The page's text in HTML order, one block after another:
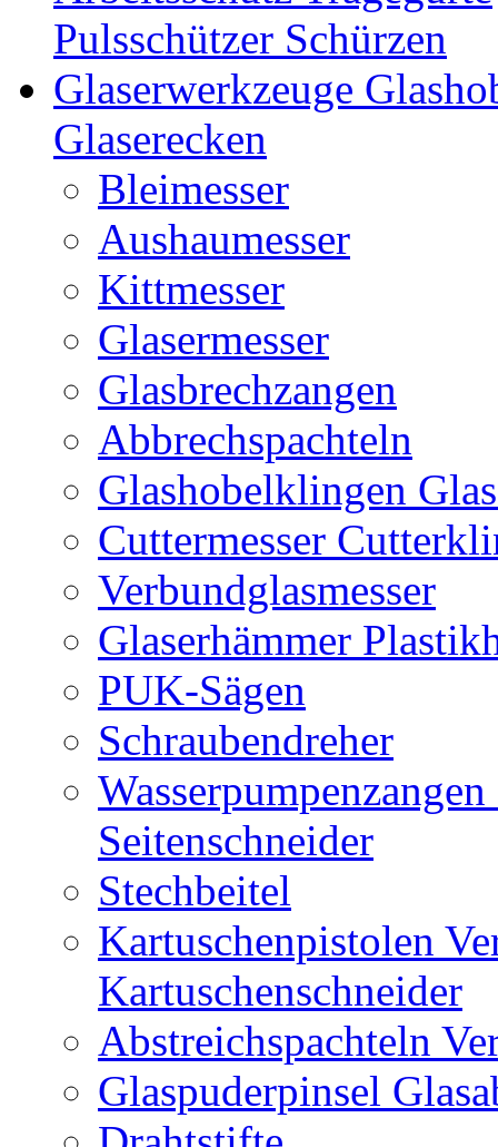
Pulsschützer Schürzen
Glaserwerkzeuge
Glaserecken
Bleimesser
Aushaumesser
Kittmesser
Glasermesser
Glasbrechzangen
Abbrechspachteln
Glashobelklingen
Cuttermesser
Verbundglasmesser
Glaserhämmer
PUK-Sägen
Schraubendreher
Seitenschneider
Stechbeitel
Kartuschenpistolen
Kartuschenschneider
Abstreichspachteln
Glaspuderpinsel